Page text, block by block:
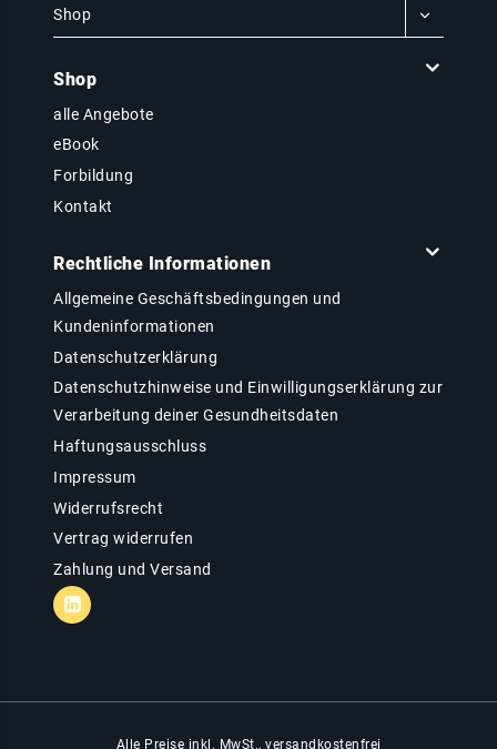
Shop
Shop
alle Angebote
eBook
Forbildung
Kontakt
Rechtliche Informationen
Allgemeine Geschäftsbedingungen und
Kundeninformationen
Datenschutzerklärung
Datenschutzhinweise und Einwilligungserklärung zur
Verarbeitung deiner Gesundheitsdaten
Haftungsausschluss
Impressum
Widerrufsrecht
Vertrag widerrufen
Zahlung und Versand
Alle Preise inkl. MwSt., versandkostenfrei